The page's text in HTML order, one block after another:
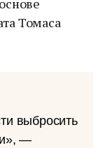
Томаса
выбросить
—